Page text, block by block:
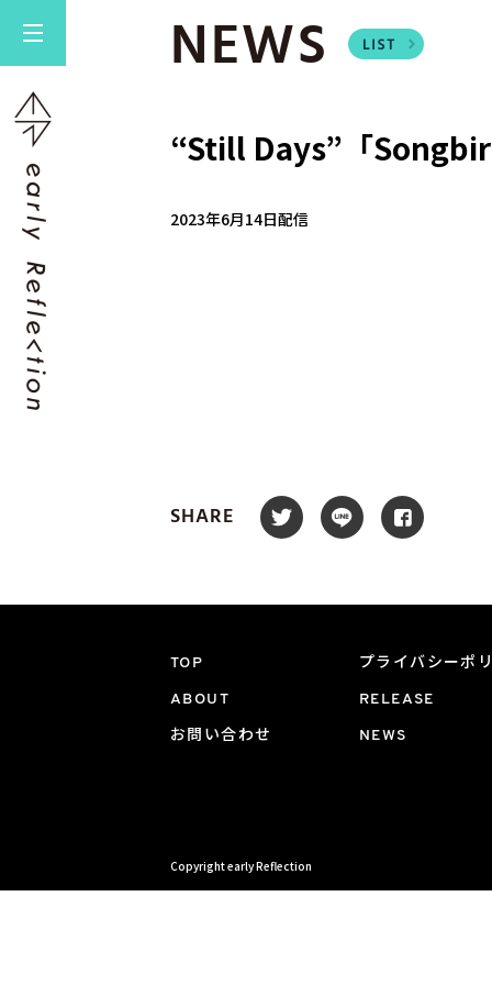
NEWS
“Still Days”「
2023年6月14日配信
SHARE
TOP プライバシーポ
ABOUT RELEASE
お問い合わせ NEWS
Copyright early Reflection